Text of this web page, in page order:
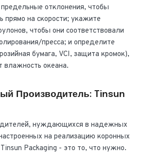
отклонения, чтобы
прямо на скорости; укажите
чтобы они соответствовали
пресса; и определите
бумага, VCI, защита кромок),
океана.
Производитель: Tinsun
нуждающихся в надежных
на реализацию коронных
Packaging - это то, что нужно.